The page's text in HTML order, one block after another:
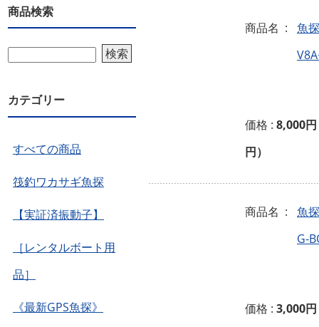
商品検索
検索
カテゴリー
すべての商品
筏釣ワカサギ魚探
【実証済振動子】
［レンタルボート用
品］
《最新GPS魚探》
商品名 :
魚
価格 : 8,000
円）
商品名 :
魚
G-
価格 : 3,000